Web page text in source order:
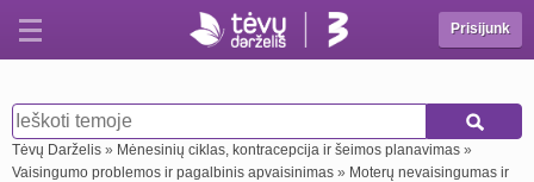
Prisijunk
Tėvų Darželis » Mėnesinių ciklas, kontracepcija ir šeimos planavimas »
Vaisingumo problemos ir pagalbinis apvaisinimas » Moterų nevaisingumas ir